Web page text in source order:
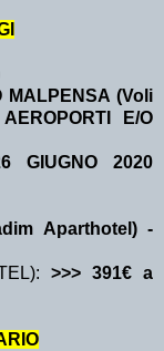
MALPENSA (Voli
E/O
GIUGNO 2020
Aparthotel) -
>>> 391€ a